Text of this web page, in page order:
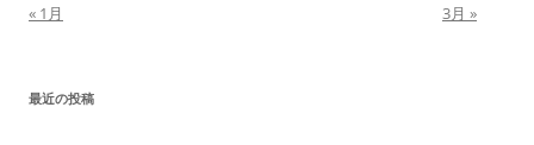
« 1月
3月 »
最近の投稿